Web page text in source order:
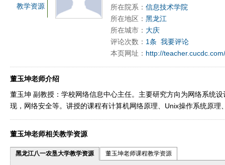
教学资源
所在院系： 信息技术学院
所在地区： 黑龙江
所在城市： 大庆
评论次数： 1条 我要评论
本页网址： http://
董玉坤老师介绍
董玉坤 副教授：学校网络信息中心主任。主要研究方向为网络系统
现，网络安全等。讲授的课程有计算机网络原理、Unix操作系统原理
董玉坤老师相关教学资源
黑龙江八一农垦大学教学资源 董玉坤老师课程教学资源